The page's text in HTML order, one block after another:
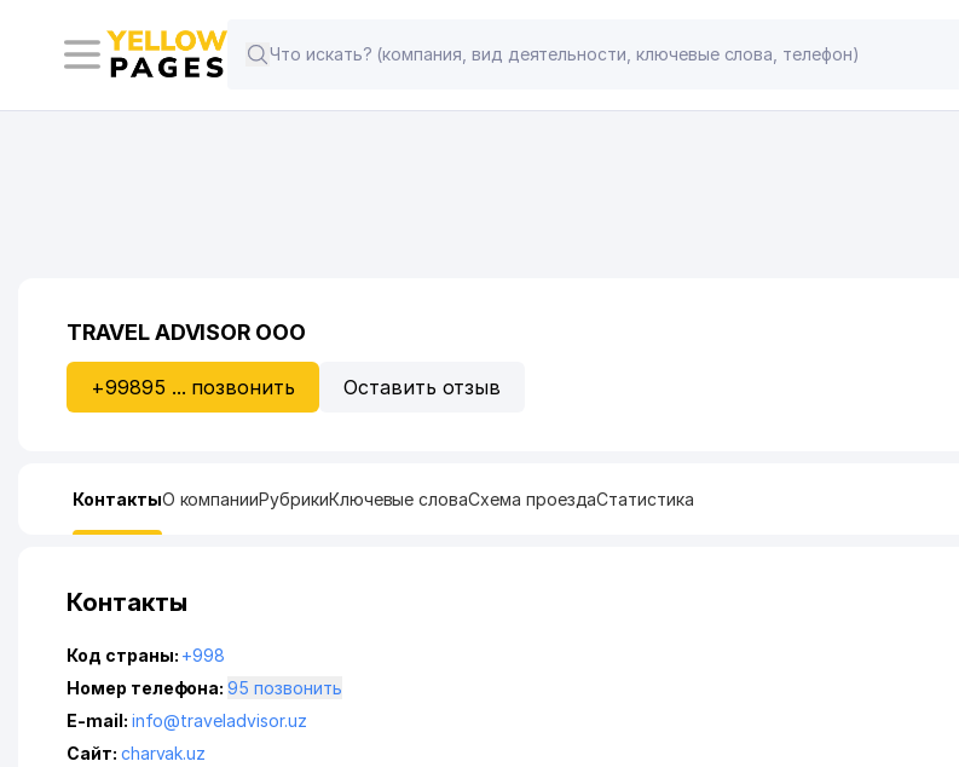
TRAVEL ADVISOR ООО
+99895 ... позвонить Оставить отзыв
КонтактыО компанииРубрикиКлючевые словаСхема проездаСтатистика
Контакты
Код страны: +998
Номер телефона:
95 позвонить
E-mail: info@traveladvisor.uz
Сайт: charvak.uz